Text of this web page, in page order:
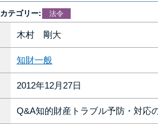
カテゴリー: 法令
木村 剛大
知財一般
2012年12月27日
Q&A知的財産トラブル予防・対応